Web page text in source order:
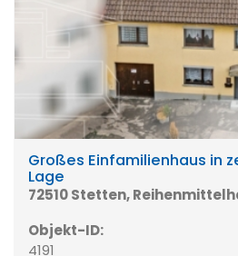
Großes Einfamilienhaus in
Lage
72510 Stetten,
Objekt-ID:
4191